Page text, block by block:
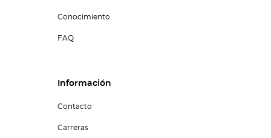
Conocimiento
FAQ
Información
Contacto
Carreras